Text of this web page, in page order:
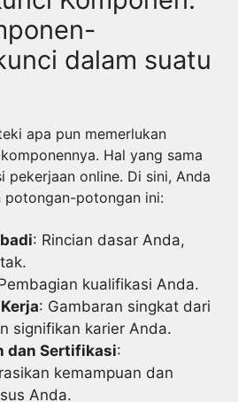
dalam suatu
apa pun memerlukan
Hal yang sama
pekerjaan online. Di sini, Anda
potongan-potongan ini:
: Rincian dasar Anda,
kualifikasi Anda.
: Gambaran singkat dari
signifikan karier Anda.
dan Sertifikasi:
kemampuan dan
Anda.